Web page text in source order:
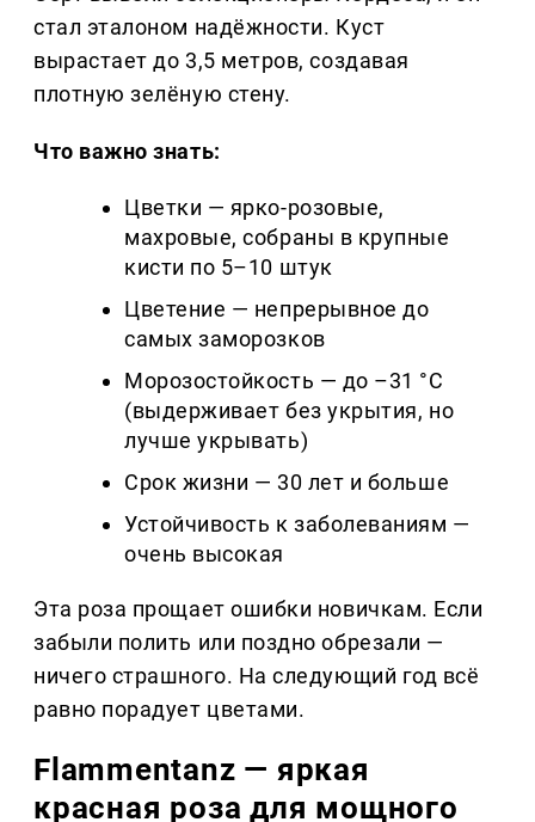
стал эталоном надёжности. Куст
вырастает до 3,5 метров, создавая
плотную зелёную стену.
Что важно знать:
Цветки — ярко-розовые,
махровые, собраны в крупные
кисти по 5–10 штук
Цветение — непрерывное до
самых заморозков
Морозостойкость — до –31 °C
(выдерживает без укрытия, но
лучше укрывать)
Срок жизни — 30 лет и больше
Устойчивость к заболеваниям —
очень высокая
Эта роза прощает ошибки новичкам. Если
забыли полить или поздно обрезали —
ничего страшного. На следующий год всё
равно порадует цветами.
Flammentanz — яркая
красная роза для мощного